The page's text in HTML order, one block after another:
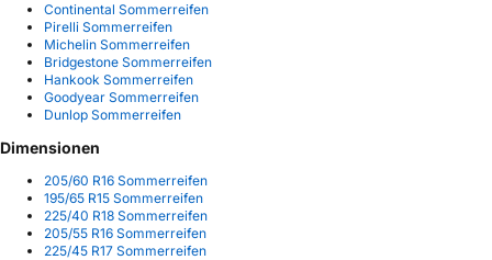
Continental Sommerreifen
Pirelli Sommerreifen
Michelin Sommerreifen
Bridgestone Sommerreifen
Hankook Sommerreifen
Goodyear Sommerreifen
Dunlop Sommerreifen
Dimensionen
205/60 R16 Sommerreifen
195/65 R15 Sommerreifen
225/40 R18 Sommerreifen
205/55 R16 Sommerreifen
225/45 R17 Sommerreifen